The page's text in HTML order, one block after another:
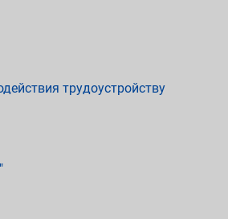
трудоустройству